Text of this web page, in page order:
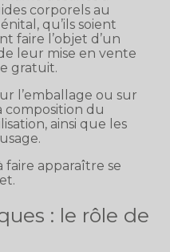
corporels au
qu’ils soient
faire l’objet d’un
leur mise en vente
gratuit.
l’emballage ou sur
du
ainsi que les
faire apparaître se
: le rôle de